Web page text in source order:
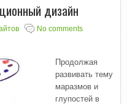
дизайн
No comments
Продолжая
развивать тему
маразмов и
глупостей в